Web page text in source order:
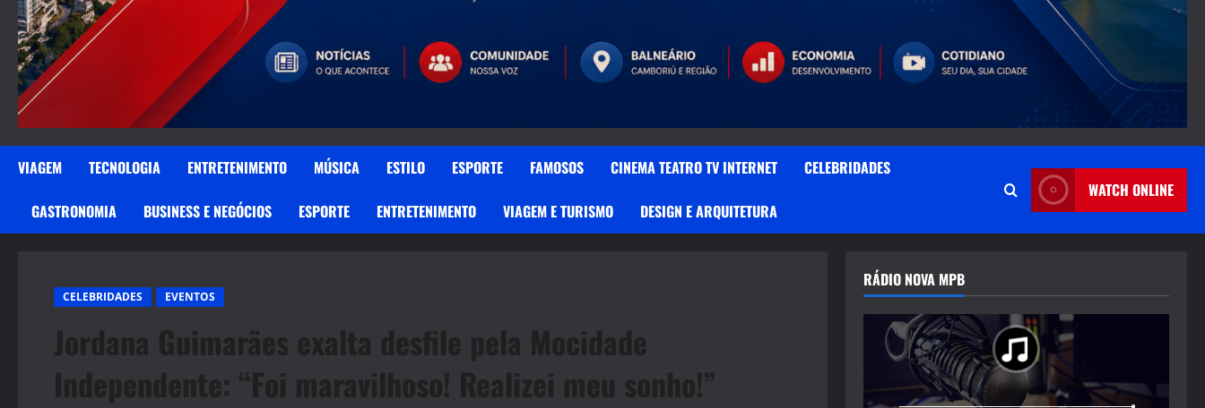
VIAGEM TECNOLOGIA ENTRETENIMENTO MÚSICA ESTILO ESPORTE FAMOSOS CINEMA TEATRO TV INTERNET CELEBRIDADES
GASTRONOMIA BUSINESS E NEGÓCIOS ESPORTE ENTRETENIMENTO VIAGEM E TURISMO DESIGN E ARQUITETURA
WATCH ONLINE
CELEBRIDADES EVENTOS
Jordana Guimarães exalta desfile pela Mocidade
Independente: “Foi maravilhoso! Realizei meu sonho!”
RÁDIO NOVA MPB